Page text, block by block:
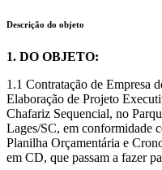
Descrição do objeto
1. DO OBJETO:
1.1 Contratação de Empresa
Elaboração de Projeto
Chafariz Sequencial, no
Lages/SC, em conformidade
Planilha Orçamentária e
em CD, que passam a fazer